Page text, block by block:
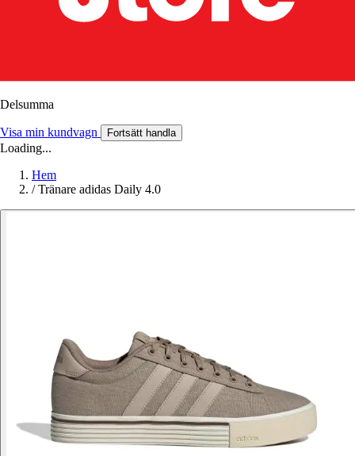
Delsumma
Visa min kundvagn Fortsätt handla
Loading...
Hem
/ Tränare adidas Daily 4.0